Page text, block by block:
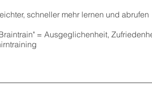
schneller mehr lernen und abrufen
= Ausgeglichenheit,